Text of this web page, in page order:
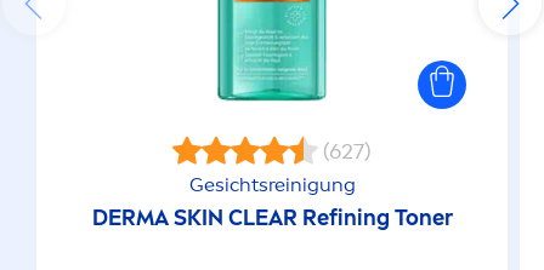
(627)
Gesichtsreinigung
DERMASKIN CLEAR Refining Toner